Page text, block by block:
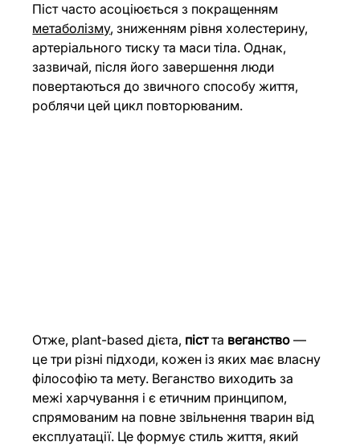
Піст часто асоціюється з покращенням
метаболізму, зниженням рівня холестерину,
артеріального тиску та маси тіла. Однак,
зазвичай, після його завершення люди
повертаються до звичного способу життя,
роблячи цей цикл повторюваним.
Отже, plant-based дієта, піст та веганство —
це три різні підходи, кожен із яких має власну
філософію та мету. Веганство виходить за
межі харчування і є етичним принципом,
спрямованим на повне звільнення тварин від
експлуатації. Це формує стиль життя, який